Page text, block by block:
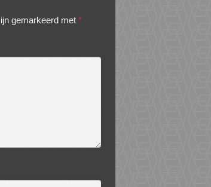
gemarkeerd met *